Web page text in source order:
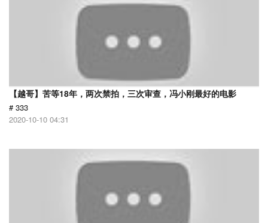
【越哥】苦等18年，两次禁拍，三次审查，冯小刚最好的电影
# 333
2020-10-10 04:31